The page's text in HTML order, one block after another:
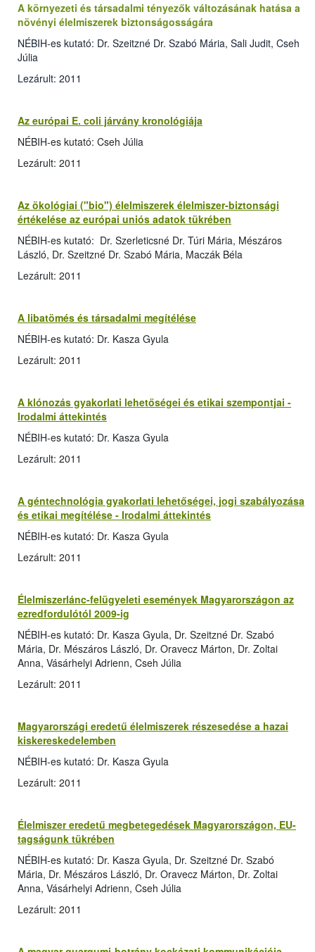
A környezeti és társadalmi tényezők változásának hatása a
növényi élelmiszerek biztonságosságára
NÉBIH-es kutató: Dr. Szeitzné Dr. Szabó Mária, Sali Judit, Cseh
Júlia
Lezárult: 2011
Az európai E. coli járvány kronológiája
NÉBIH-es kutató: Cseh Júlia
Lezárult: 2011
Az ökológiai ("bio") élelmiszerek élelmiszer-biztonsági
értékelése az európai uniós adatok tükrében
NÉBIH-es kutató: Dr. Szerleticsné Dr. Túri Mária, Mészáros
László, Dr. Szeitzné Dr. Szabó Mária, Maczák Béla
Lezárult: 2011
A libatömés és társadalmi megítélése
NÉBIH-es kutató: Dr. Kasza Gyula
Lezárult: 2011
A klónozás gyakorlati lehetőségei és etikai szempontjai -
Irodalmi áttekintés
NÉBIH-es kutató: Dr. Kasza Gyula
Lezárult: 2011
A géntechnológia gyakorlati lehetőségei, jogi szabályozása
és etikai megítélése - Irodalmi áttekintés
NÉBIH-es kutató: Dr. Kasza Gyula
Lezárult: 2011
Élelmiszerlánc-felügyeleti események Magyarországon az
ezredfordulótól 2009-ig
NÉBIH-es kutató: Dr. Kasza Gyula, Dr. Szeitzné Dr. Szabó
Mária, Dr. Mészáros László, Dr. Oravecz Márton, Dr. Zoltai
Anna, Vásárhelyi Adrienn, Cseh Júlia
Lezárult: 2011
Magyarországi eredetű élelmiszerek részesedése a hazai
kiskereskedelemben
NÉBIH-es kutató: Dr. Kasza Gyula
Lezárult: 2011
Élelmiszer eredetű megbetegedések Magyarországon, EU-
tagságunk tükrében
NÉBIH-es kutató: Dr. Kasza Gyula, Dr. Szeitzné Dr. Szabó
Mária, Dr. Mészáros László, Dr. Oravecz Márton, Dr. Zoltai
Anna, Vásárhelyi Adrienn, Cseh Júlia
Lezárult: 2011